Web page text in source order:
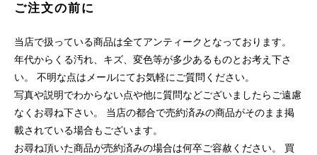
ご注文の前に
当店で扱っている商品は全てアンティークとなっております。
年代からくる汚れ、キズ、変色等が多少あるものとお考え下さ
い。 不明な点はメールにてお気軽にご質問ください。
写真や説明でわからない点や他に質問などございましたらご遠慮
なくお尋ね下さい。 当店の都合で売約済みの商品がそのまま掲
載されている場合もございます。
お尋ね頂いた商品が売約済みの場合は何卒ご容赦ください。 買